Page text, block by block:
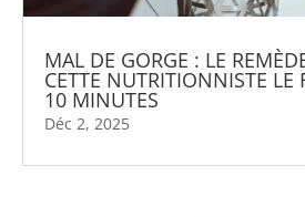
MAL DE GORGE : LE
CETTE NUTRITIONNISTE LE
10 MINUTES
Déc 2, 2025